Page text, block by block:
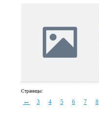
Страницы:
← 3 4 5 6 7 8